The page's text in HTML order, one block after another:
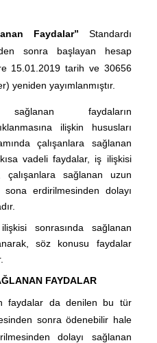
Faydalar” Standardı
sonra başlayan hesap
15.01.2019 tarih ve 30656
yeniden yayımlanmıştır.
faydaların
ilişkin hususları
çalışanlara sağlanan
vadeli faydalar, iş ilişkisi
çalışanlara sağlanan uzun
erdirilmesinden dolayı
sonrasında sağlanan
söz konusu faydalar
FAYDALAR
faydalar da denilen bu tür
sonra ödenebilir hale
dolayı sağlanan